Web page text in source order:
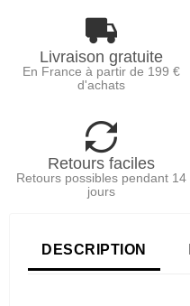
Livraison gratuite
En France à partir de 199 €
d'achats
Retours faciles
Retours possibles pendant 14
jours
DESCRIPTION